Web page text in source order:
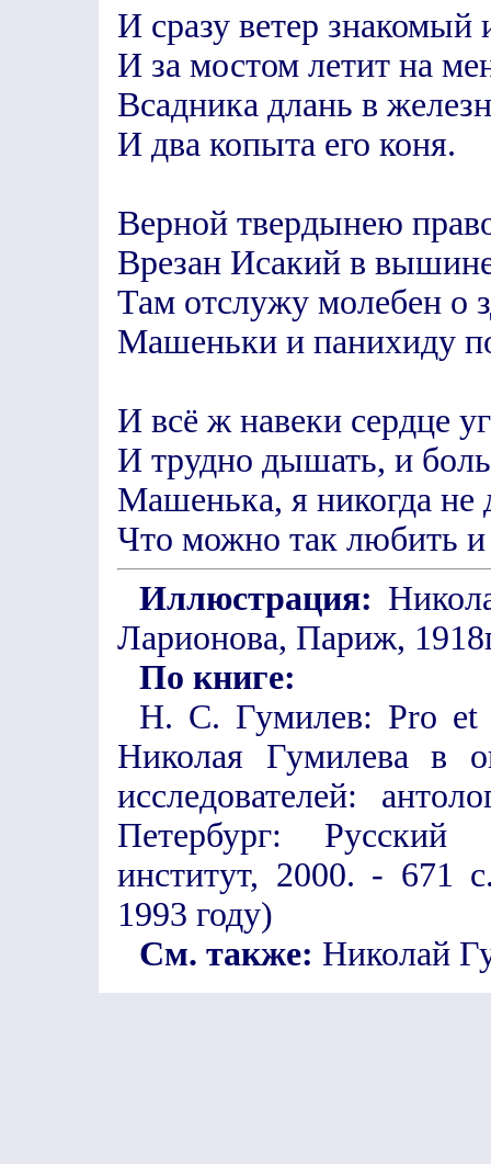
И сразу ветер знакомый
И за мостом летит на
Всадника длань в
И два копыта его коня.
Верной твердынею
Врезан Исакий в
Там отслужу молебен о
Машеньки и панихиду
И всё ж навеки сердце
И трудно дышать, и
Машенька, я никогда не
Что можно так любить и
Иллюстрация:
Ларионова, Париж,
По книге:
Н. С. Гумилев: Pro et
Николая Гумилева в
исследователей:
Петербург: Русский
институт, 2000. - 671
1993 году)
См. также: Николай